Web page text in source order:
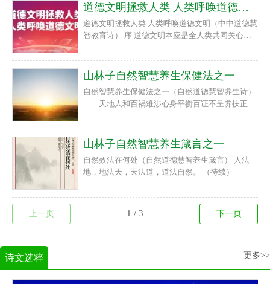
道德文明拯救人类 人类呼唤道德文明
道德文明拯救人类 人类呼唤道德文明（中中道德慧
智教育诗） 序 道德文明本应是全人类共同关心的
呵人类繁衍历史证明迷失道德文明的人类是没有未
来的井蛙缺失道德文明
山林子自然智慧养生保健法之一
自然智慧养生保健法之一（自然道德慧智养生诗）
天地人和百祸难涉心身平衡百证不呈养扶正气
山林子自然智慧养生箴言之一
自然效法在何处（自然道德慧智养生箴言） 人法
地，地法天，天法道，道法自然。 （待续）
上一页 下一页
诗文选粹 更多>>